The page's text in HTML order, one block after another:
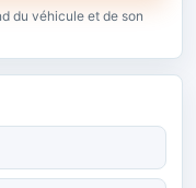
du véhicule et de son